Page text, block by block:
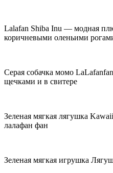
Lalafan Shiba Inu — модная
коричневыми оленьими
Серая собачка момо
щечками и в свитере
Зеленая мягкая лягушка
лалафан фан
Зеленая мягкая игрушка